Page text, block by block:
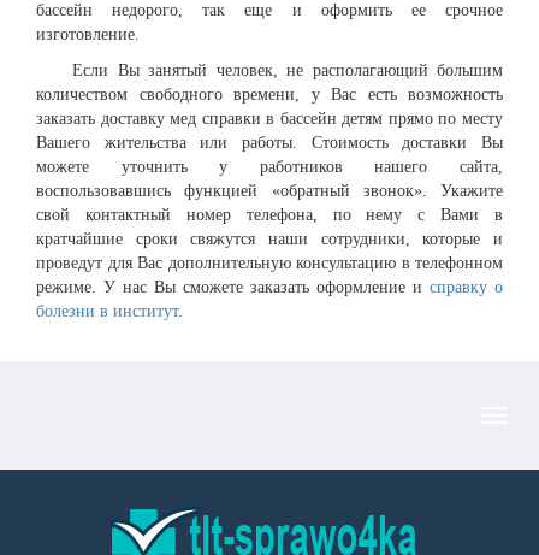
бассейн недорого, так еще и оформить ее срочное
изготовление.
Если Вы занятый человек, не располагающий большим
количеством свободного времени, у Вас есть возможность
заказать доставку мед справки в бассейн детям прямо по месту
Вашего жительства или работы. Стоимость доставки Вы
можете уточнить у работников нашего сайта,
воспользовавшись функцией «обратный звонок». Укажите
свой контактный номер телефона, по нему с Вами в
кратчайшие сроки свяжутся наши сотрудники, которые и
проведут для Вас дополнительную консультацию в телефонном
режиме. У нас Вы сможете заказать оформление и справку о
болезни в институт.